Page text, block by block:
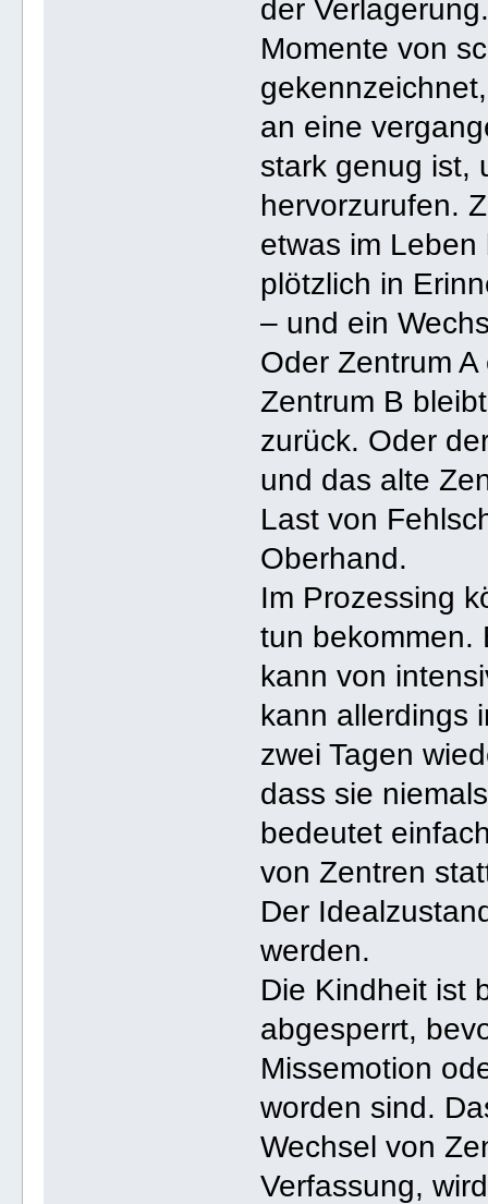
der
Momente von
an eine
stark genug ist,
hervorzurufen.
etwas im
plötzlich in
– und ein
Oder Zentrum
Zentrum B
zurück. Oder
und das alte
Last von
Oberhand.
Im Prozessing
tun bekommen.
kann von
kann allerdings
zwei Tagen
dass sie
bedeutet
von Zentren
Der
werden.
Die Kindheit ist
abgesperrt,
Missemotion
worden sind.
Wechsel von
Verfassung,